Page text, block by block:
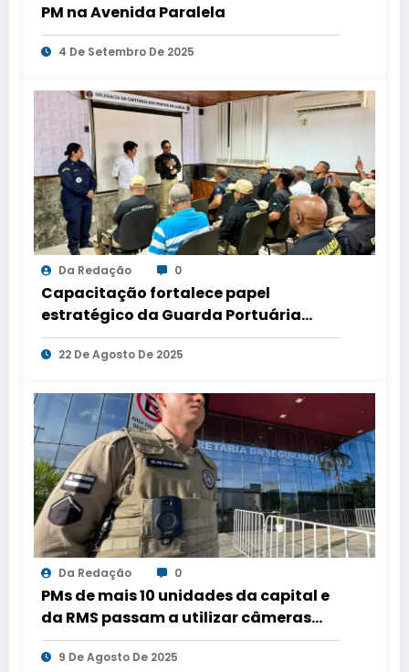
PM na Avenida Paralela
4 De Setembro De 2025
Da Redação 0
Capacitação fortalece papel
estratégico da Guarda Portuária
baiana
22 De Agosto De 2025
Da Redação 0
PMs de mais 10 unidades da capital e
da RMS passam a utilizar câmeras
corporais no patrulhamento
ordinário
9 De Agosto De 2025